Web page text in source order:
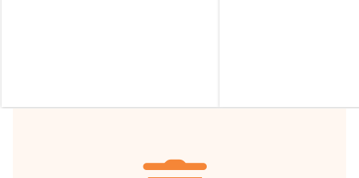
Hilfsbereitschaft!